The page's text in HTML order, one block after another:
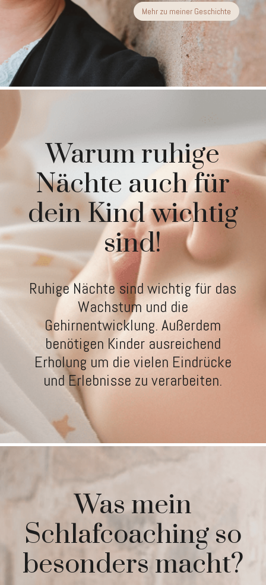
Mehr zu meiner Geschichte
Warum ruhige
Nächte auch für
dein Kind wichtig
sind!
Ruhige Nächte sind wichtig für das
Wachstum und die
Gehirnentwicklung. Außerdem
benötigen Kinder ausreichend
Erholung um die vielen Eindrücke
und Erlebnisse zu verarbeiten.
Was mein
Schlafcoaching so
besonders macht?